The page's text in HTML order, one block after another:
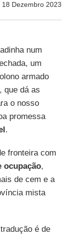
18 Dezembro 2023
num
um
armado
que dá as
o nosso
promessa
.
fronteira com
ocupação,
de cem e a
mista
é de